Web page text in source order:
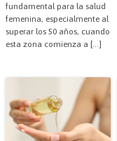
fundamental para la salud
femenina, especialmente al
superar los 50 años, cuando
esta zona comienza a […]